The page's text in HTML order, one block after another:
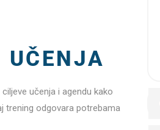
učenja i agendu kako
trening odgovara potrebama